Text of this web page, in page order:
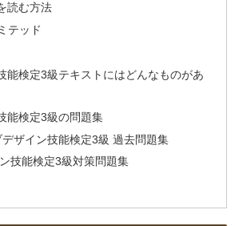
読む方法
テッド
能検定3級テキストにはどんなものがあ
能検定3級の問題集
ザイン技能検定3級 過去問題集
技能検定3級対策問題集